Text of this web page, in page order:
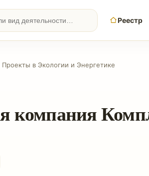
Реестр
в Экологии и Энергетике
компания